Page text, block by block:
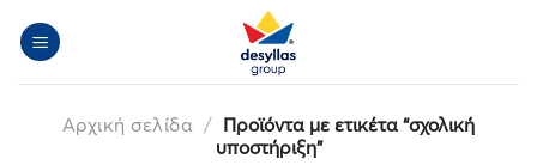
στο
Αρχική σελίδα / Προϊόντα με ετικέτα “σχολική
υποστήριξη”